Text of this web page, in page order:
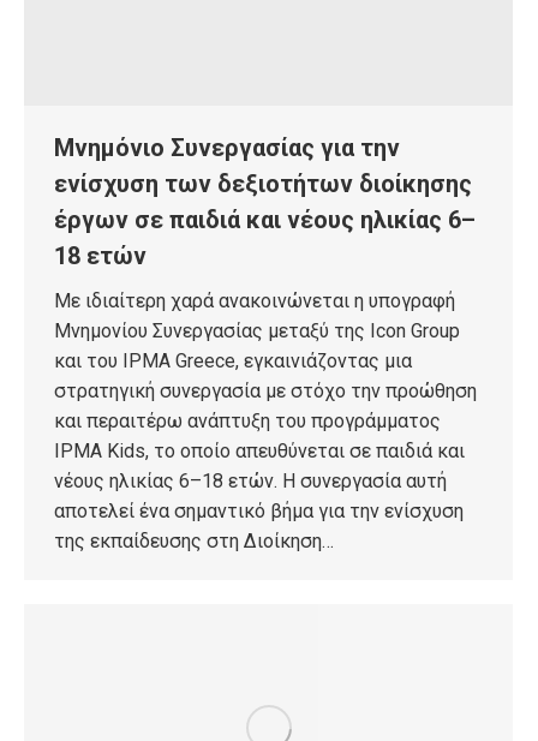
Μνημόνιο Συνεργασίας για την
ενίσχυση των δεξιοτήτων διοίκησης
έργων σε παιδιά και νέους ηλικίας 6–
18 ετών
Με ιδιαίτερη χαρά ανακοινώνεται η υπογραφή
Μνημονίου Συνεργασίας μεταξύ της Icon Group
και του IPMA Greece, εγκαινιάζοντας μια
στρατηγική συνεργασία με στόχο την προώθηση
και περαιτέρω ανάπτυξη του προγράμματος
IPMA Kids, το οποίο απευθύνεται σε παιδιά και
νέους ηλικίας 6–18 ετών. Η συνεργασία αυτή
αποτελεί ένα σημαντικό βήμα για την ενίσχυση
της εκπαίδευσης στη Διοίκηση…